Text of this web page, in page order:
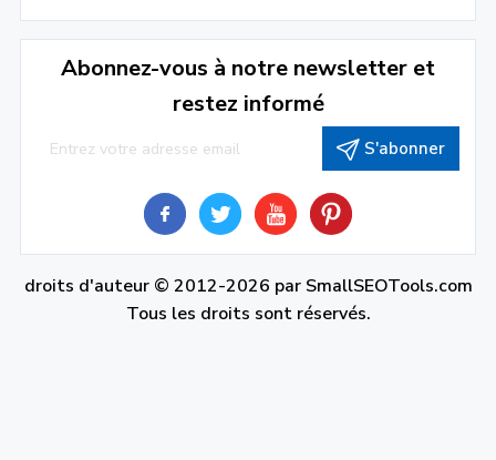
Abonnez-vous à notre newsletter et
restez informé
S'abonner
droits d'auteur © 2012-2026 par SmallSEOTools.com
Tous les droits sont réservés.